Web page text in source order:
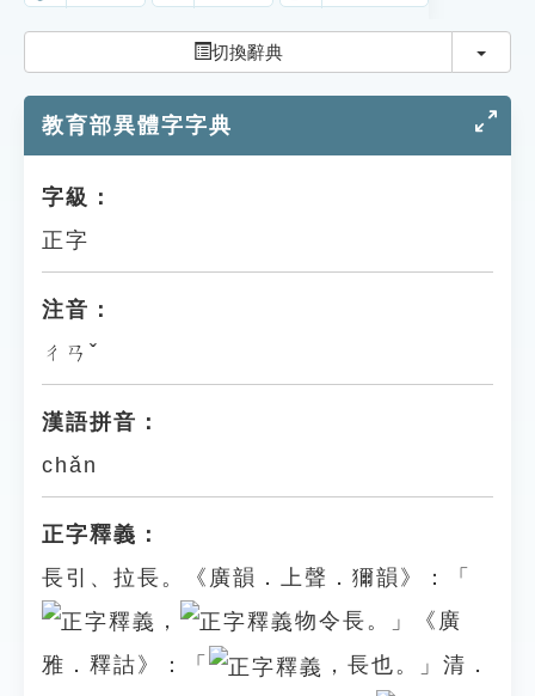
遊戲專區
教學應用
貓頭鷹博士
切換辭典 切換
教育部異體字字典
字級：
正字
注音：
ㄔㄢˇ
漢語拼音：
chǎn
正字釋義：
長引、拉長。《廣韻．上聲．獮韻》：「
，
物令長。」《廣
雅．釋詁》：「
，長也。」清．